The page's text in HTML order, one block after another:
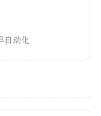
自动化